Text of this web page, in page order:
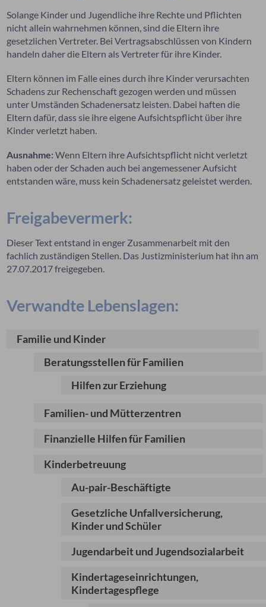
Solange Kinder und Jugendliche ihre Rechte und Pflichten
nicht allein wahrnehmen können, sind die Eltern ihre
gesetzlichen Vertreter. Bei Vertragsabschlüssen von Kindern
handeln daher die Eltern als Vertreter für ihre Kinder.
Eltern können im Falle eines durch ihre Kinder verursachten
Schadens zur Rechenschaft gezogen werden und müssen
unter Umständen Schadenersatz leisten. Dabei haften die
Eltern dafür, dass sie ihre eigene Aufsichtspflicht über ihre
Kinder verletzt haben.
Ausnahme: Wenn Eltern ihre Aufsichtspflicht nicht verletzt
haben oder der Schaden auch bei angemessener Aufsicht
entstanden wäre, muss kein Schadenersatz geleistet werden.
Freigabevermerk:
Dieser Text entstand in enger Zusammenarbeit mit den
fachlich zuständigen Stellen. Das Justizministerium hat ihn am
27.07.2017 freigegeben.
Verwandte Lebenslagen:
Familie und Kinder
Beratungsstellen für Familien
Hilfen zur Erziehung
Familien- und Mütterzentren
Finanzielle Hilfen für Familien
Kinderbetreuung
Au-pair-Beschäftigte
Gesetzliche Unfallversicherung,
Kinder und Schüler
Jugendarbeit und Jugendsozialarbeit
Kindertageseinrichtungen,
Kindertagespflege